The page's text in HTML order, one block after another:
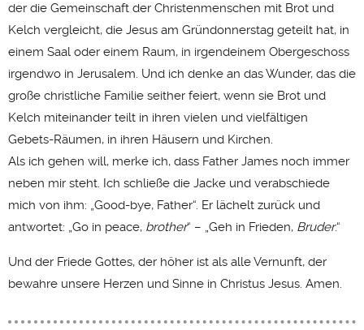
der die Gemeinschaft der Christenmenschen mit Brot und
Kelch vergleicht, die Jesus am Gründonnerstag geteilt hat, in
einem Saal oder einem Raum, in irgendeinem Obergeschoss
irgendwo in Jerusalem. Und ich denke an das Wunder, das die
große christliche Familie seither feiert, wenn sie Brot und
Kelch miteinander teilt in ihren vielen und vielfältigen
Gebets-Räumen, in ihren Häusern und Kirchen.
Als ich gehen will, merke ich, dass Father James noch immer
neben mir steht. Ich schließe die Jacke und verabschiede
mich von ihm: „Good-bye, Father“. Er lächelt zurück und
antwortet: „Go in peace, brother“ – „Geh in Frieden, Bruder.“
Und der Friede Gottes, der höher ist als alle Vernunft, der
bewahre unsere Herzen und Sinne in Christus Jesus. Amen.